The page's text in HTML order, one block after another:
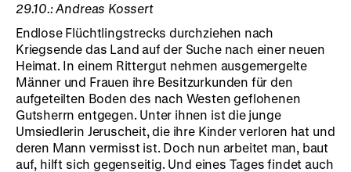
29.10.: Andreas Kossert
Endlose Flüchtlingstrecks durchziehen nach
Kriegsende das Land auf der Suche nach einer neuen
Heimat. In einem Rittergut nehmen ausgemergelte
Männer und Frauen ihre Besitzurkunden für den
aufgeteilten Boden des nach Westen geflohenen
Gutsherrn entgegen. Unter ihnen ist die junge
Umsiedlerin Jeruscheit, die ihre Kinder verloren hat und
deren Mann vermisst ist. Doch nun arbeitet man, baut
auf, hilft sich gegenseitig. Und eines Tages findet auch